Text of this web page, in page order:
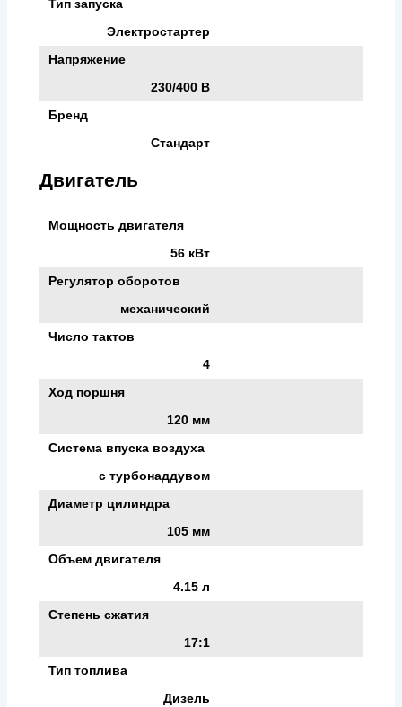
Тип запуска
Электростартер
Напряжение
230/400 В
Бренд
Стандарт
Двигатель
Мощность двигателя
56 кВт
Регулятор оборотов
механический
Число тактов
4
Ход поршня
120 мм
Система впуска воздуха
с турбонаддувом
Диаметр цилиндра
105 мм
Объем двигателя
4.15 л
Степень сжатия
17:1
Тип топлива
Дизель